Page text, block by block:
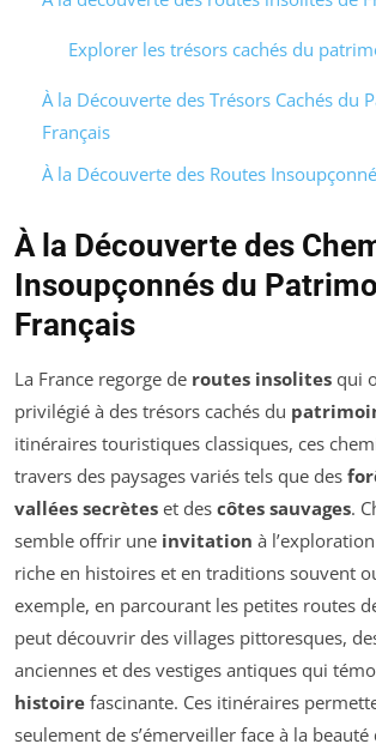
Explorer les trésors cachés du
À la Découverte des Trésors Cachés du
Français
À la Découverte des Routes
À la Découverte des
Insoupçonnés du
Français
La France regorge de routes insolites qui
privilégié à des trésors cachés du
itinéraires touristiques classiques, ces
travers des paysages variés tels que des
vallées secrètes et des côtes sauvages.
semble offrir une invitation à
riche en histoires et en traditions souvent
exemple, en parcourant les petites routes
peut découvrir des villages pittoresques,
anciennes et des vestiges antiques qui
histoire fascinante. Ces itinéraires
seulement de s’émerveiller face à la beauté